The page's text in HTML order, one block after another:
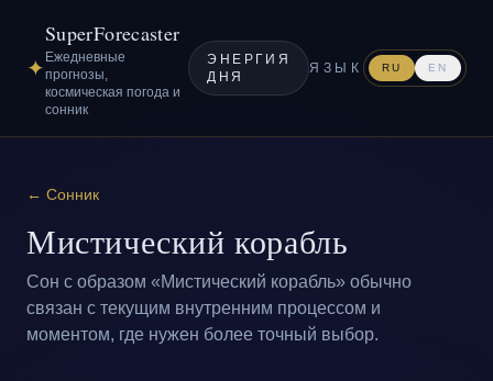
✦
SuperForecaster
Ежедневные
прогнозы,
космическая погода и
сонник
ЭНЕРГИЯ
ДНЯ
ЯЗЫК RU EN
← Сонник
Мистический корабль
Сон с образом «Мистический корабль» обычно
связан с текущим внутренним процессом и
моментом, где нужен более точный выбор.